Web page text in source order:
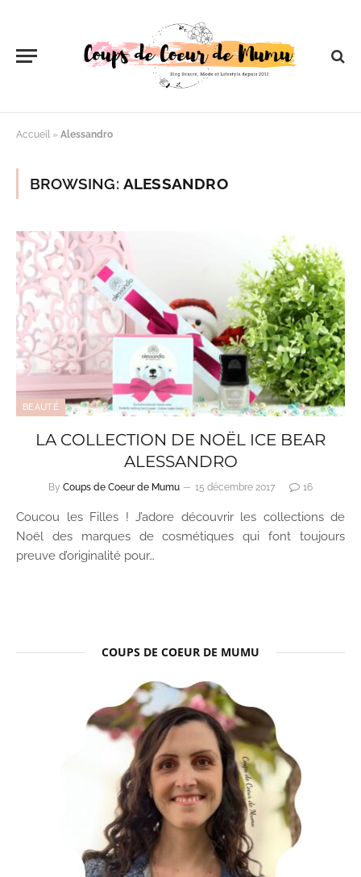
Accueil » Alessandro
BROWSING: ALESSANDRO
BEAUTÉ
LA COLLECTION DE NOËL ICE BEAR
ALESSANDRO
By Coups de Coeur de Mumu 15 décembre 2017 16
Coucou les Filles ! J’adore découvrir les collections de
Noël des marques de cosmétiques qui font toujours
preuve d’originalité pour…
COUPS DE COEUR DE MUMU